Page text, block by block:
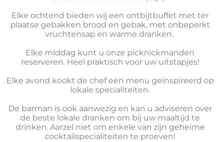
Elke ochtend bieden wij een ontbijtbuffet met ter
plaatse gebakken brood en gebak, met onbeperkt
vruchtensap en warme dranken.
Elke middag kunt u onze picknickmanden
reserveren. Heel praktisch voor uw uitstapjes!
Elke avond kookt de chef een menu geïnspireerd op
lokale specialiteiten.
De barman is ook aanwezig en kan u adviseren over
de beste lokale dranken om bij uw maaltijd te
drinken. Aarzel niet om enkele van zijn geheime
cocktailspecialiteiten te proeven!